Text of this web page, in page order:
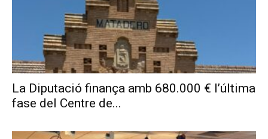
La Diputació finança amb 680.000 € l’última
fase del Centre de...